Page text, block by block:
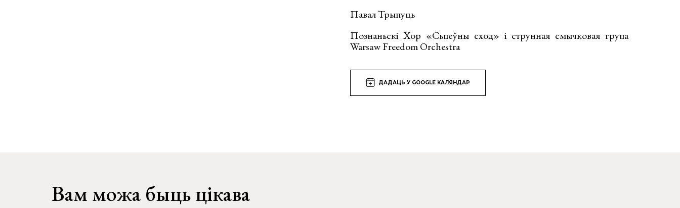
Павал Трыпуць
Познаньскі Хор «Сьпеўны сход» і струнная смычковая група
Warsaw Freedom Orchestra
ДАДАЦЬ У GOOGLE КАЛЯНДАР
Вам можа быць цікава